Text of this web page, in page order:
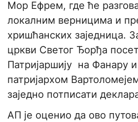
Мор Ефрем, где ће
локалним верницима и
хришћанских заједница.
цркви Светог Ђорђа
Патријаршију на Фанару
патријархом
заједно потписати
АП је оценио да ово